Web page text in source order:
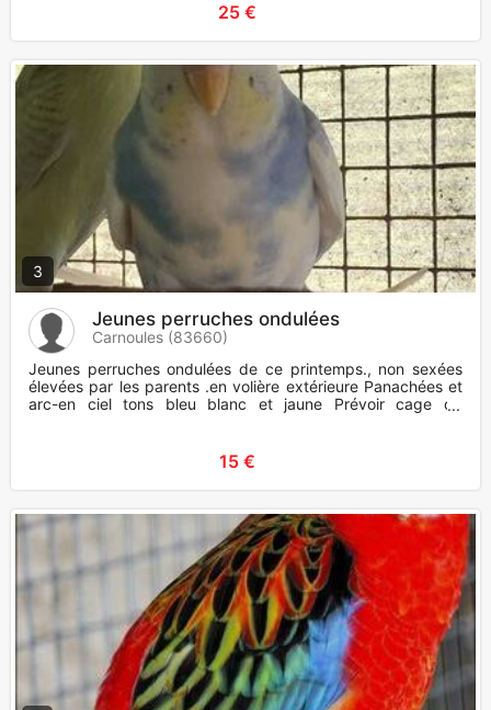
25 €
3
Jeunes perruches ondulées
Carnoules (83660)
Jeunes perruches ondulées de ce printemps., non sexées
élevées par les parents .en volière extérieure Panachées et
arc-en ciel tons bleu blanc et jaune Prévoir cage de
15 €